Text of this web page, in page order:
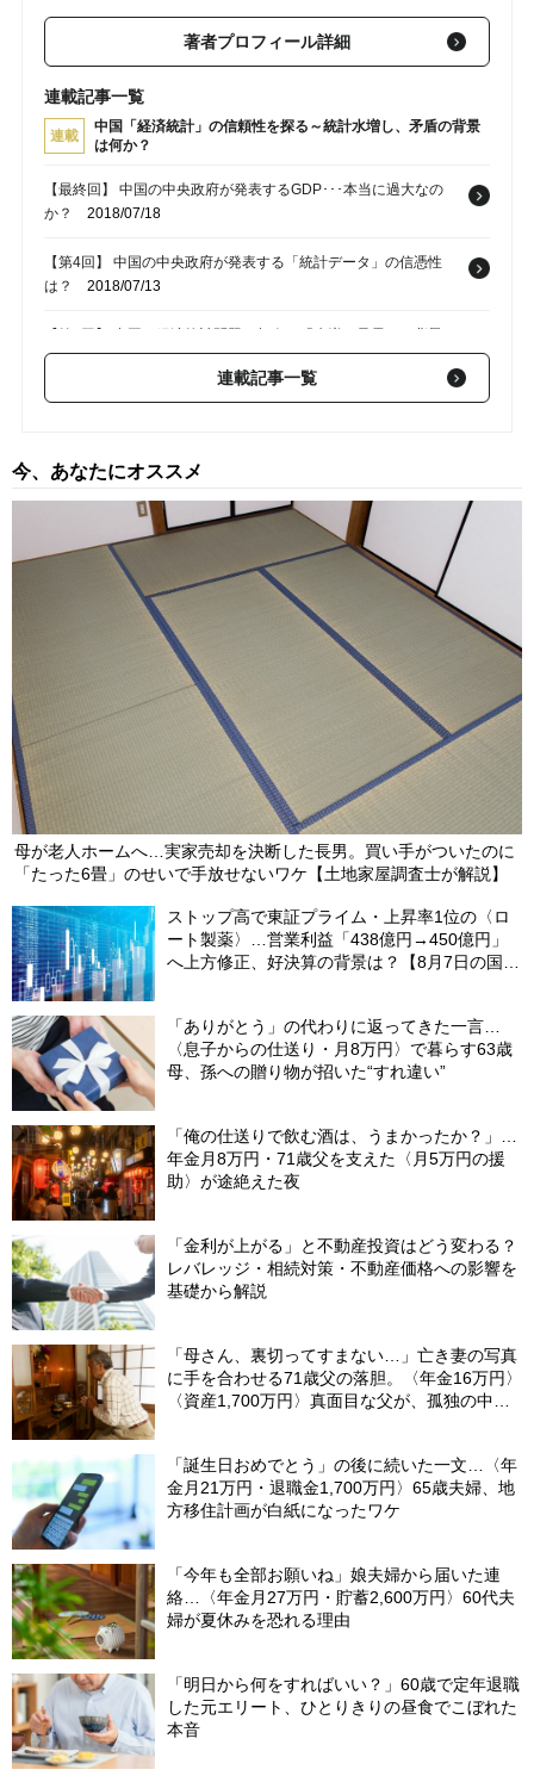
著者プロフィール詳細
連載記事一覧
連載
中国「経済統計」の信頼性を探る～統計水増し、矛盾の背景
は何か？
【最終回】 中国の中央政府が発表するGDP･･･本当に過大なの
か？
2018/07/18
【第4回】 中国の中央政府が発表する「統計データ」の信憑性
は？
2018/07/13
【第3回】 中国の経済統計問題 相次ぐ「水増し暴露」の背景と
は？2018/07/11
【第2回】 中国経済統計の問題･･･「水増し」があった地方の共
連載記事一覧
今、あなたにオススメ
母が老人ホームへ…実家売却を決断した長男。買い手がついたのに
「たった6畳」のせいで手放せないワケ【土地家屋調査士が解説】
ストップ高で東証プライム・上昇率1位の〈ロ
ート製薬〉…営業利益「438億円→450億円」
へ上方修正、好決算の背景は？【8月7日の国内
「ありがとう」の代わりに返ってきた一言…
〈息子からの仕送り・月8万円〉で暮らす63歳
母、孫への贈り物が招いた“すれ違い”
「俺の仕送りで飲む酒は、うまかったか？」…
年金月8万円・71歳父を支えた〈月5万円の援
助〉が途絶えた夜
「金利が上がる」と不動産投資はどう変わる？
レバレッジ・相続対策・不動産価格への影響を
基礎から解説
「母さん、裏切ってすまない…」亡き妻の写真
に手を合わせる71歳父の落胆。〈年金16万円〉
〈資産1,700万円〉真面目な父が、孤独の中で
「誕生日おめでとう」の後に続いた一文…〈年
金月21万円・退職金1,700万円〉65歳夫婦、地
方移住計画が白紙になったワケ
「今年も全部お願いね」娘夫婦から届いた連
絡…〈年金月27万円・貯蓄2,600万円〉60代夫
婦が夏休みを恐れる理由
「明日から何をすればいい？」60歳で定年退職
した元エリート、ひとりきりの昼食でこぼれた
本音